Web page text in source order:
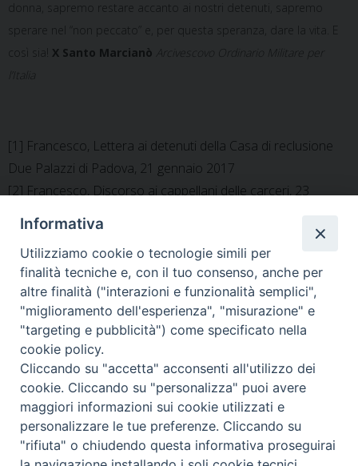
donna, sapremo restare accanto ai nostri detenuti, sapremo
sperare nel “non peccato” e, per questa speranza, dare la vita. E
così sia! X Santo Marcianò
Arcivescovo Ordinario Militare per
[1] Francesco, Lettera ai detenuti della Casa di reclusione
Due Palazzi di Padova, 21 gennaio 2017
[2] Francesco, Discorso ai cappellani delle carceri, 23
ottobre 2013
Percorsi di pastorale
familiare – Vademecum della
chiesa Ordinariato Militare
Giorni ricchi di amore e carità
cristiana
Ordinariato Militare per l'Italia
Salita del Grillo, 37 - 00184 Roma
Informativa
Utilizziamo cookie o tecnologie simili per
finalità tecniche e, con il tuo consenso, anche per
altre finalità ("interazioni e funzionalità semplici",
"miglioramento dell'esperienza", "misurazione" e
"targeting e pubblicità") come specificato nella
cookie policy.
Cliccando su "accetta" acconsenti all'utilizzo dei
cookie. Cliccando su "personalizza" puoi avere
maggiori informazioni sui cookie utilizzati e
personalizzare le tue preferenze. Cliccando su
"rifiuta" o chiudendo questa informativa proseguirai